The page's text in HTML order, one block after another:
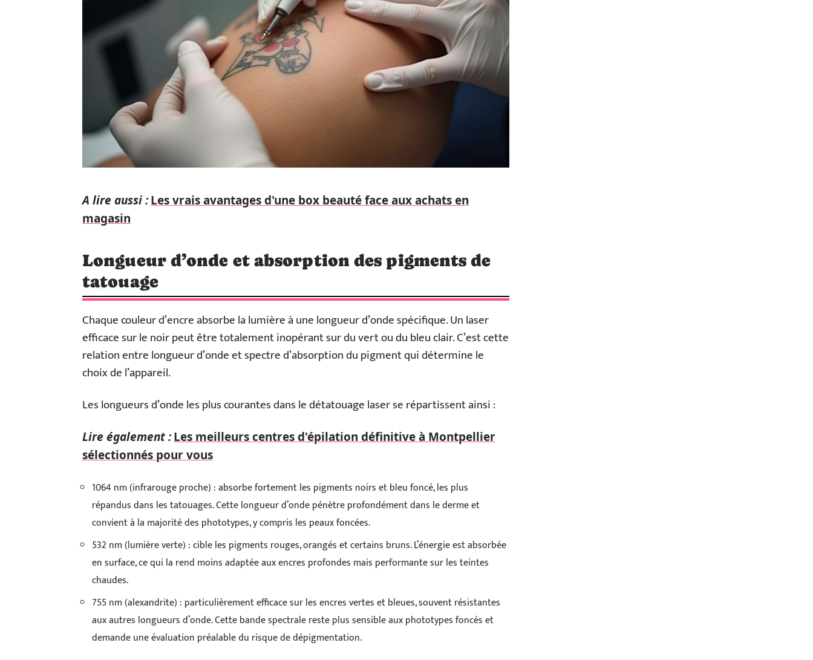
A lire aussi :Les vrais avantages d'une box beauté face aux achats en
magasin
Longueur d’onde et absorption des pigments de
tatouage
Chaque couleur d’encre absorbe la lumière à une longueur d’onde spécifique. Un laser
efficace sur le noir peut être totalement inopérant sur du vert ou du bleu clair. C’est cette
relation entre longueur d’onde et spectre d’absorption du pigment qui détermine le
choix de l’appareil.
Les longueurs d’onde les plus courantes dans le détatouage laser se répartissent ainsi :
Lire également :Les meilleurs centres d'épilation définitive à Montpellier
sélectionnés pour vous
1064 nm (infrarouge proche) : absorbe fortement les pigments noirs et bleu foncé, les plus
répandus dans les tatouages. Cette longueur d’onde pénètre profondément dans le derme et
convient à la majorité des phototypes, y compris les peaux foncées.
532 nm (lumière verte) : cible les pigments rouges, orangés et certains bruns. L’énergie est absorbée
en surface, ce qui la rend moins adaptée aux encres profondes mais performante sur les teintes
chaudes.
755 nm (alexandrite) : particulièrement efficace sur les encres vertes et bleues, souvent résistantes
aux autres longueurs d’onde. Cette bande spectrale reste plus sensible aux phototypes foncés et
demande une évaluation préalable du risque de dépigmentation.